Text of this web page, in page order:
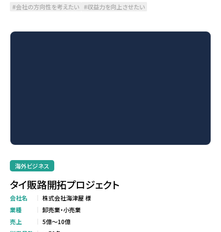
会社の方向性を考えたい 収益力を向上させたい
海外ビジネス
タイ販路開拓プロジェクト
会社名
株式会社海津屋 様
業種
卸売業・小売業
売上
5億～10億